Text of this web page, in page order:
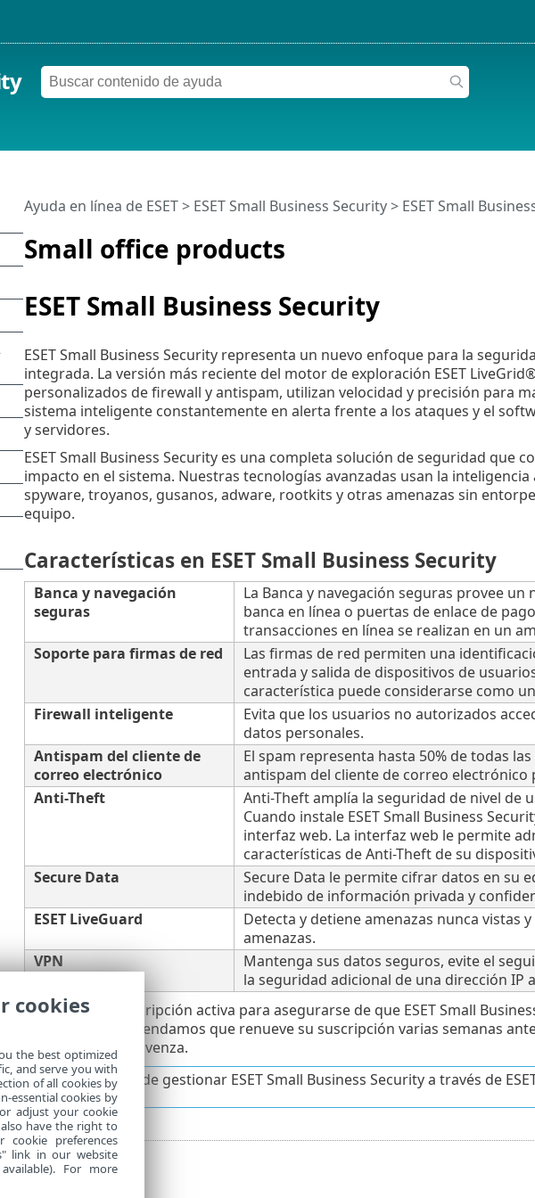
Small office products
Ayuda en línea de ESET> ESET Small Business Security> ESET Small
ESET Small Business Security
ESET Small Business Security representa un nuevo enfoque para la
integrada. La versión más reciente del motor de exploración ESET
personalizados de firewall y antispam, utilizan velocidad y precisión para
sistema inteligente constantemente en alerta frente a los ataques y el
y servidores.
ESET Small Business Security es una completa solución de seguridad que
impacto en el sistema. Nuestras tecnologías avanzadas usan la
spyware, troyanos, gusanos, adware, rootkits y otras amenazas sin
equipo.
Características en ESET Small Business Security
Banca y navegación
seguras
La Banca y navegación seguras provee
banca en línea o puertas de enlace de
transacciones en línea se realizan en un
Soporte para firmas de red
Las firmas de red permiten una
entrada y salida de dispositivos de
característica puede considerarse como
Firewall inteligente
Evita que los usuarios no autorizados
datos personales.
Antispam del cliente de
correo electrónico
El spam representa hasta 50% de todas
antispam del cliente de correo
Anti-Theft
Anti-Theft amplía la seguridad de nivel de
Cuando instale ESET Small Business
interfaz web. La interfaz web le permite
características de Anti-Theft de su
Secure Data
Secure Data le permite cifrar datos en su
indebido de información privada y
ESET LiveGuard
Detecta y detiene amenazas nunca
amenazas.
VPN
Mantenga sus datos seguros, evite el
la seguridad adicional de una dirección IP
Necesita una suscripción activa para asegurarse de que ESET Small
y datos. Le recomendamos que renueve su suscripción varias semanas
Business Security venza.
Solo se puede gestionar ESET Small Business Security a través de
cookies
the best optimized
and serve you with
of all cookies by
essential cookies by
adjust your cookie
have the right to
preferences
link in our website
For more